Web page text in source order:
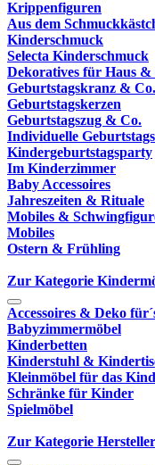
Krippenfiguren
Aus dem
Kinderschmuck
Selecta Kinderschmuck
Dekoratives für Haus &
Geburtstagskranz & Co.
Geburtstagskerzen
Geburtstagszug & Co.
Individuelle
Kindergeburtstagsparty
Im Kinderzimmer
Baby Accessoires
Jahreszeiten & Rituale
Mobiles &
Mobiles
Ostern & Frühling
Zur Kategorie
Accessoires & Deko
Babyzimmermöbel
Kinderbetten
Kinderstuhl &
Kleinmöbel für das
Schränke für Kinder
Spielmöbel
Zur Kategorie